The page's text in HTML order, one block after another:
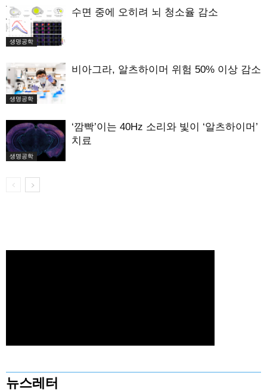
생명공학
수면 중에 오히려 뇌 청소율 감소
생명공학
비아그라, 알츠하이머 위험 50% 이상 감소
생명공학
‘깜빡’이는 40Hz 소리와 빛이 ‘알츠하이머’
치료
뉴스레터